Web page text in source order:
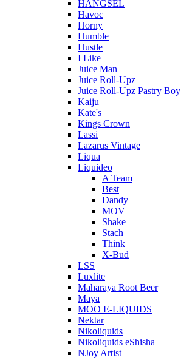
HANGSEL
Havoc
Horny
Humble
Hustle
I Like
Juice Man
Juice Roll-Upz
Juice Roll-Upz Pastry Boy
Kaiju
Kate's
Kings Crown
Lassi
Lazarus Vintage
Liqua
Liquideo
A Team
Best
Dandy
MOV
Shake
Stach
Think
X-Bud
LSS
Luxlite
Maharaya Root Beer
Maya
MOO E-LIQUIDS
Nektar
Nikoliquids
Nikoliquids eShisha
NJoy Artist